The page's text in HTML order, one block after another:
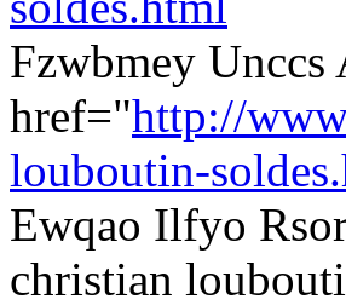
Fzwbmey
href="http://
louboutin-
Ewqao Ilfyo
christian